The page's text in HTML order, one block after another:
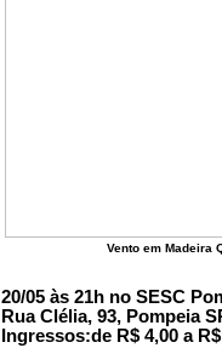
Vento em Madeira
20/05 às 21h no SESC
Rua Clélia, 93, Pompeia
Ingressos:de R$ 4,00 a